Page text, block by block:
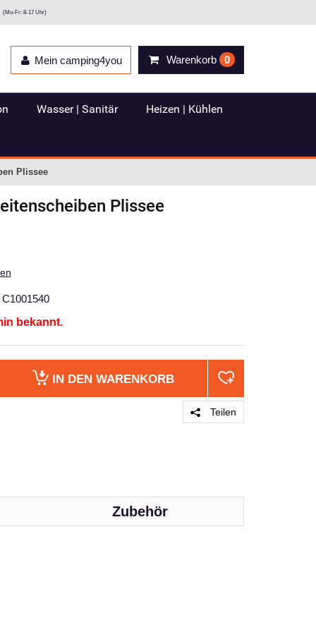
(Mo-Fr: 8-17 Uhr)
Warenkorb 0
Mein camping4you
Wasser | Sanitär Heizen | Kühlen
Plissee
Plissee
C1001540
bekannt.
IN DEN WARENKORB
Teilen
Zubehör